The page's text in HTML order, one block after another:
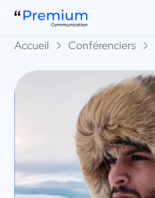
Accueil Conférenciers